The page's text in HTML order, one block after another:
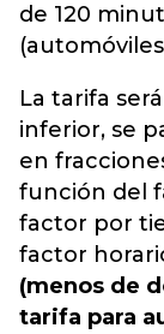
de 120
La tarifa
inferior, se
en
función del
factor por
factor
(menos de
tarifa para